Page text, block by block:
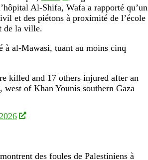
Al-Shifa, Wafa a rapporté qu’un
et des piétons à proximité de l’école
de la ville.
à al-Mawasi, tuant au moins cinq
killed and 17 others injured after an
of Khan Younis southern Gaza
des foules de Palestiniens à